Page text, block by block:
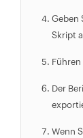
Geben
Skript
Führen
Der
Wenn